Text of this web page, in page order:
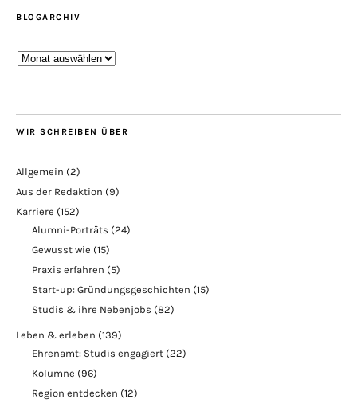
BLOGARCHIV
Blogarchiv
WIR SCHREIBEN ÜBER
Allgemein (2)
Aus der Redaktion (9)
Karriere (152)
Alumni-Porträts (24)
Gewusst wie (15)
Praxis erfahren (5)
Start-up: Gründungsgeschichten (15)
Studis & ihre Nebenjobs (82)
Leben & erleben (139)
Ehrenamt: Studis engagiert (22)
Kolumne (96)
Region entdecken (12)